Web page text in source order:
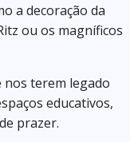
a decoração da
ou os magníficos
nos terem legado
educativos,
prazer.